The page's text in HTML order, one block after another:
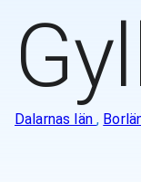
Dalarnas län ,